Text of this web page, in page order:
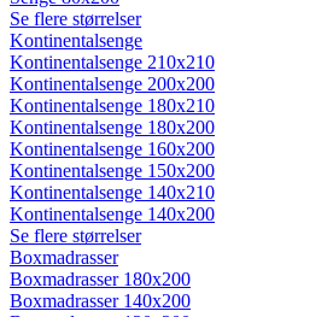
Se flere størrelser
Kontinentalsenge
Kontinentalsenge 210x210
Kontinentalsenge 200x200
Kontinentalsenge 180x210
Kontinentalsenge 180x200
Kontinentalsenge 160x200
Kontinentalsenge 150x200
Kontinentalsenge 140x210
Kontinentalsenge 140x200
Se flere størrelser
Boxmadrasser
Boxmadrasser 180x200
Boxmadrasser 140x200